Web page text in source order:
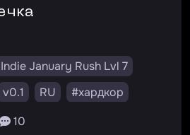
January Rush Lvl 7
v0.1 RU
#хардкор
10